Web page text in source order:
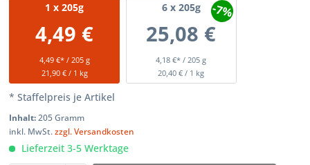
1 x 205g
4,49 €
4,49 €* / 205 g
21,90 € / 1 kg
6x 205g
25,08 €
4,18 €* / 205 g
-7%
20,40 € / 1 kg
* Staffelpreis je Artikel
Inhalt:205 Gramm
inkl. MwSt.zzgl. Versandkosten
Lieferzeit 3-5 Werktage